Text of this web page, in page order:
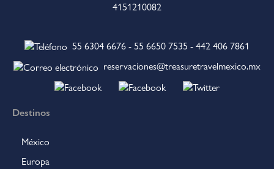
4151210082
55 6304 6676 - 55 6650 7535 - 442 406 7861
reservaciones@treasuretravelmexico.mx
Destinos
México
Europa